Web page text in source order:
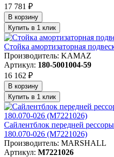
17 781 ₽
В корзину
Купить в 1 клик
Стойка амортизаторная
Производитель: KAMAZ
Артикул: 180-5001004-59
16 162 ₽
В корзину
Купить в 1 клик
Сайлентблок передней
180.070-026 (M7221026)
Производитель: MARSHALL
Артикул: M7221026